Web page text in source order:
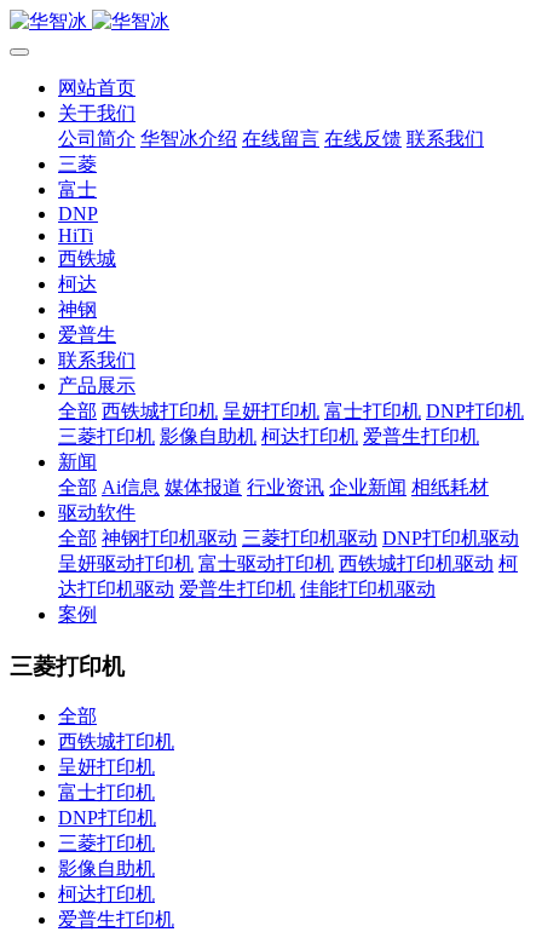
网站首页
关于我们
公司简介 华智冰介绍 在线留言 在线反馈 联系我们
三菱
富士
DNP
HiTi
西铁城
柯达
神钢
爱普生
联系我们
产品展示
全部 西铁城打印机 呈妍打印机 富士打印机 DNP打印机
三菱打印机 影像自助机 柯达打印机 爱普生打印机
新闻
全部 Ai信息 媒体报道 行业资讯 企业新闻 相纸耗材
驱动软件
全部 神钢打印机驱动 三菱打印机驱动 DNP打印机驱动
呈妍驱动打印机 富士驱动打印机 西铁城打印机驱动 柯
达打印机驱动 爱普生打印机 佳能打印机驱动
案例
三菱打印机
全部
西铁城打印机
呈妍打印机
富士打印机
DNP打印机
三菱打印机
影像自助机
柯达打印机
爱普生打印机